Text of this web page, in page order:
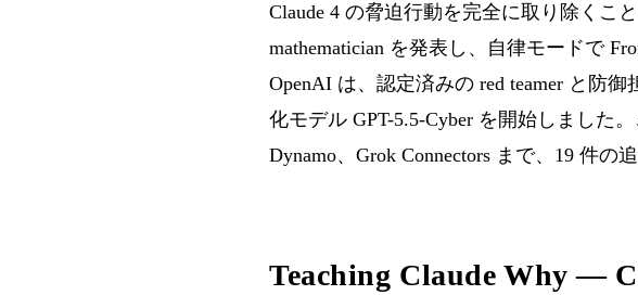
Claude 4 の脅迫行動を完全に取り除くこ
mathematician を発表し、自律モードで
OpenAI は、認定済みの red teamer と防
化モデル GPT-5.5-Cyber を開始しました
Dynamo、Grok Connectors まで、19 件の
Teaching Claude Why —